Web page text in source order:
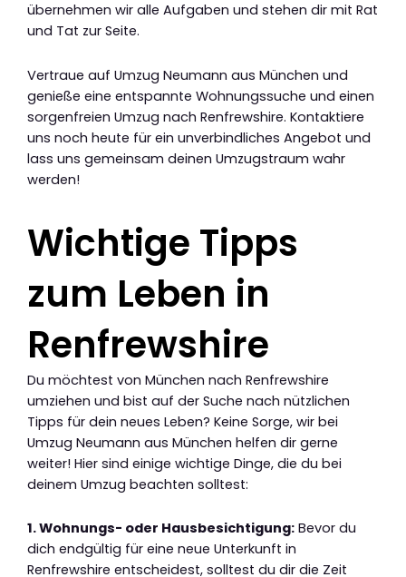
übernehmen wir alle Aufgaben und stehen dir mit Rat
und Tat zur Seite.
Vertraue auf Umzug Neumann aus München und
genieße eine entspannte Wohnungssuche und einen
sorgenfreien Umzug nach Renfrewshire. Kontaktiere
uns noch heute für ein unverbindliches Angebot und
lass uns gemeinsam deinen Umzugstraum wahr
werden!
Wichtige Tipps
zum Leben in
Renfrewshire
Du möchtest von München nach Renfrewshire
umziehen und bist auf der Suche nach nützlichen
Tipps für dein neues Leben? Keine Sorge, wir bei
Umzug Neumann aus München helfen dir gerne
weiter! Hier sind einige wichtige Dinge, die du bei
deinem Umzug beachten solltest:
1. Wohnungs- oder Hausbesichtigung: Bevor du
dich endgültig für eine neue Unterkunft in
Renfrewshire entscheidest, solltest du dir die Zeit